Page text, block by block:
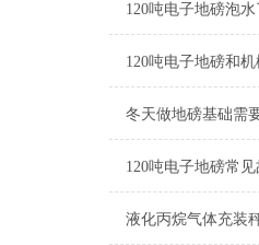
120吨电子地磅泡
120吨电子地磅和
冬天做地磅基础需
120吨电子地磅常